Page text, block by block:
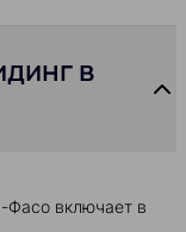
в
Фасо включает в